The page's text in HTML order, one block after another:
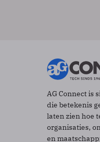
AG Connect is
die betekenis
laten zien hoe
organisaties,
en